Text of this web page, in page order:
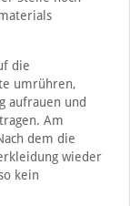
die
umrühren,
aufrauen und
Am
dem die
wieder
kein